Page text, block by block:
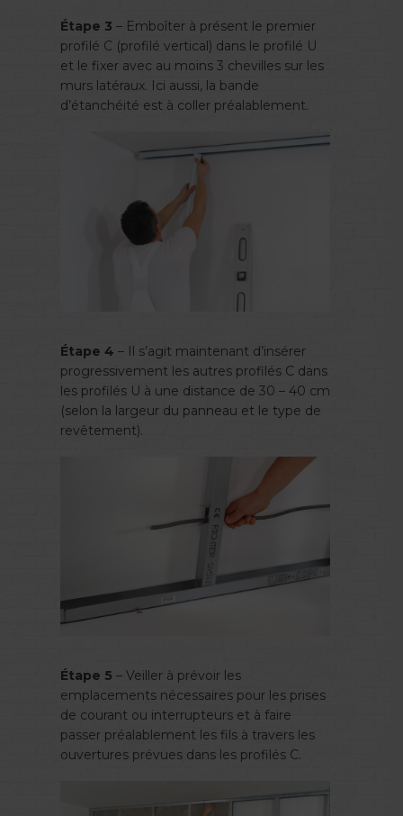
Étape 3 – Emboîter à présent le premier
profilé C (profilé vertical) dans le profilé U
et le fixer avec au moins 3 chevilles sur les
murs latéraux. Ici aussi, la bande
d’étanchéité est à coller préalablement.
Étape 4 – Il s’agit maintenant d’insérer
progressivement les autres profilés C dans
les profilés U à une distance de 30 – 40 cm
(selon la largeur du panneau et le type de
revêtement).
Étape 5 – Veiller à prévoir les
emplacements nécessaires pour les prises
de courant ou interrupteurs et à faire
passer préalablement les fils à travers les
ouvertures prévues dans les profilés C.